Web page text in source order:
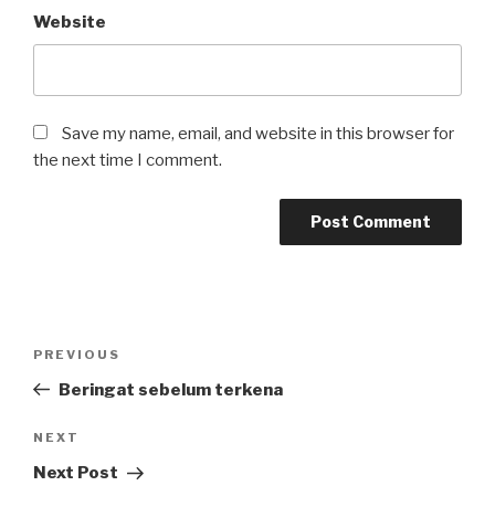
Website
Save my name, email, and website in this browser for
the next time I comment.
Previous
Post
PREVIOUS
Beringat sebelum terkena
Next
Post
NEXT
Next Post